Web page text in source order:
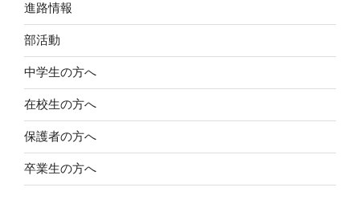
進路情報
部活動
中学生の方へ
在校生の方へ
保護者の方へ
卒業生の方へ